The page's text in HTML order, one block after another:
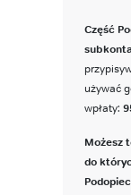
Część
subkonta
używać
wpłaty:
Możesz
do